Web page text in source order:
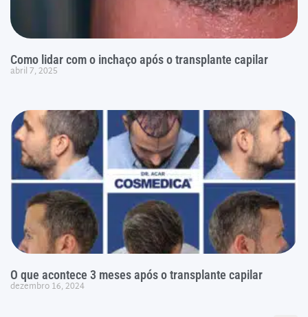
Como lidar com o inchaço após o transplante capilar
abril 7, 2025
O que acontece 3 meses após o transplante capilar
dezembro 16, 2024